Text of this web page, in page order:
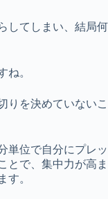
してしまい、結局何
ね。
りを決めていないこ
単位で自分にプレッ
とで、集中力が高ま
す。